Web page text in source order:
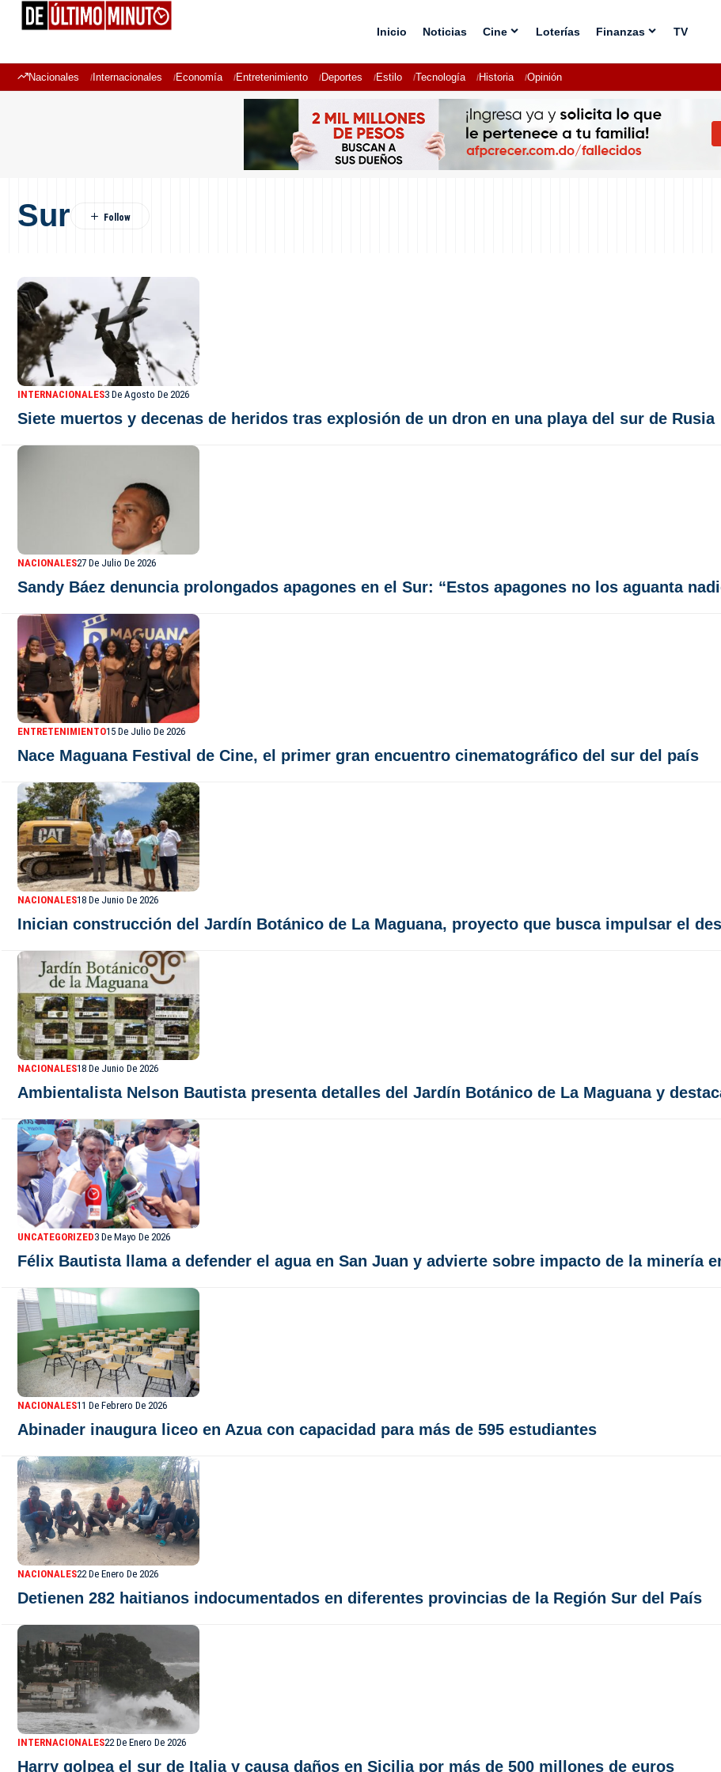
Inicio Noticias Cine Loterías Finanzas TV
Nacionales Internacionales Economía Entretenimiento Deportes Estilo Tecnología Historia Opinión
Sur
INTERNACIONALES3 De Agosto De 2026
Siete muertos y decenas de heridos tras explosión de un dron en una playa del sur de Rusia
NACIONALES27 De Julio De 2026
Sandy Báez denuncia prolongados apagones en el Sur: “Estos apagones no los aguanta
ENTRETENIMIENTO15 De Julio De 2026
Nace Maguana Festival de Cine, el primer gran encuentro cinematográfico del sur del país
NACIONALES18 De Junio De 2026
Inician construcción del Jardín Botánico de La Maguana, proyecto que busca impulsar el
NACIONALES18 De Junio De 2026
Ambientalista Nelson Bautista presenta detalles del Jardín Botánico de La Maguana y
UNCATEGORIZED3 De Mayo De 2026
Félix Bautista llama a defender el agua en San Juan y advierte sobre impacto de la minería
NACIONALES11 De Febrero De 2026
Abinader inaugura liceo en Azua con capacidad para más de 595 estudiantes
NACIONALES22 De Enero De 2026
Detienen 282 haitianos indocumentados en diferentes provincias de la Región Sur del País
INTERNACIONALES22 De Enero De 2026
Harry golpea el sur de Italia y causa daños en Sicilia por más de 500 millones de euros